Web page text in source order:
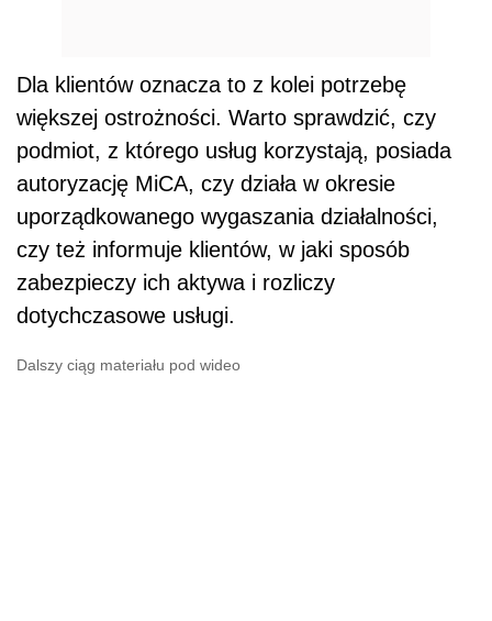
Dla klientów oznacza to z kolei potrzebę
większej ostrożności. Warto sprawdzić, czy
podmiot, z którego usług korzystają, posiada
autoryzację MiCA, czy działa w okresie
uporządkowanego wygaszania działalności,
czy też informuje klientów, w jaki sposób
zabezpieczy ich aktywa i rozliczy
dotychczasowe usługi.
Dalszy ciąg materiału pod wideo